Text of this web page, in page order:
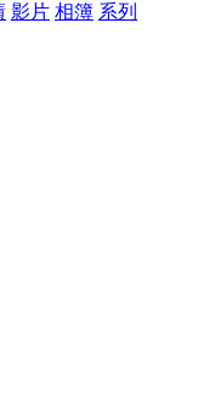
影片 相簿 系列